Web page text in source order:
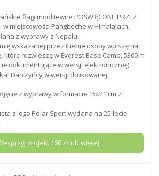
flagi modlitewne POŚWIĘCONE PRZEZ
w miejscowości Pangboche w Himalajach,
z wyprawy z Nepalu,
wskazanej przez Ciebie osoby wpiszę na
którą rozwieszę w Everest Base Camp, 5300 m
dokumentujące w wersji elektronicznej).
Darczyńcy w wersji drukowanej,
z wyprawy w formacie 15x21 cm z
z logo Polar Sport wydana na 25-lecie
projekt 160zł lub więcej